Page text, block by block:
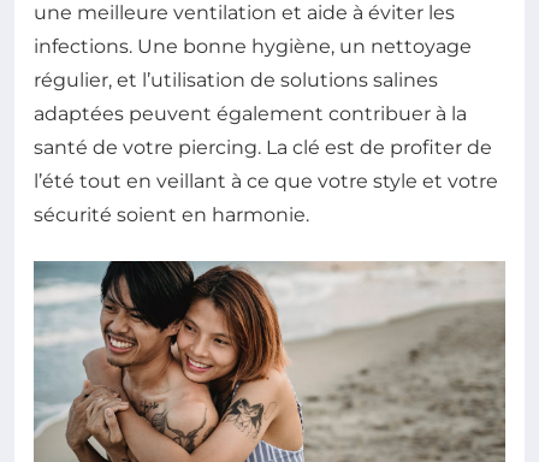
une meilleure ventilation et aide à éviter les
infections. Une bonne hygiène, un nettoyage
régulier, et l’utilisation de solutions salines
adaptées peuvent également contribuer à la
santé de votre piercing. La clé est de profiter de
l’été tout en veillant à ce que votre style et votre
sécurité soient en harmonie.